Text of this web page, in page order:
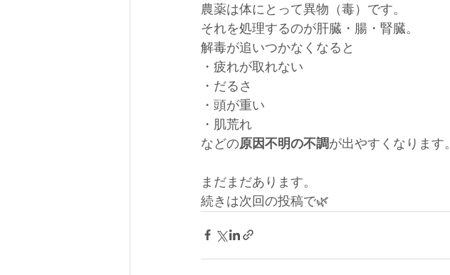
農薬は体にとって異物（毒）です。
それを処理するのが肝臓・腸・腎臓。
解毒が追いつかなくなると
・疲れが取れない
・だるさ
・頭が重い
・肌荒れ
などの原因不明の不調が出やすくなります。
まだまだあります。
続きは次回の投稿で🌿